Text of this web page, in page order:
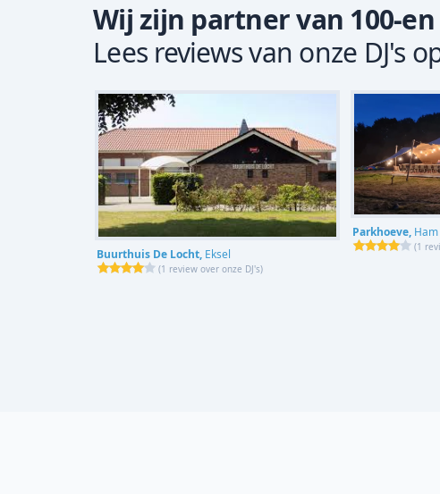
Wij zijn partner van 100-
Lees reviews van onze DJ's
Buurthuis De Locht, Eksel
(1 review over onze DJ's)
Parkhoeve, Ham
(1